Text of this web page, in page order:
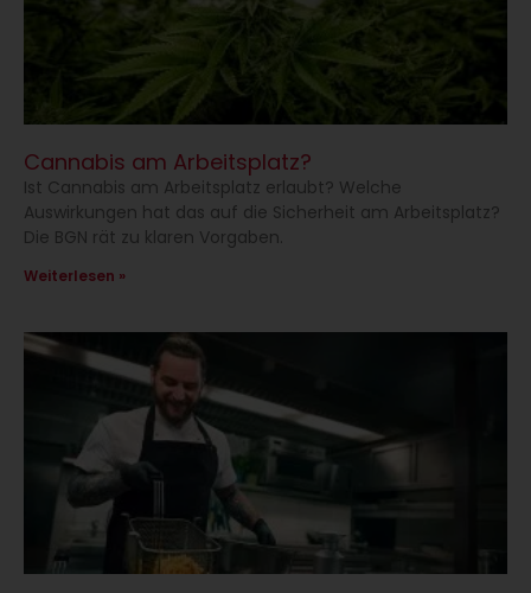
Cannabis am Arbeitsplatz?
Ist Cannabis am Arbeitsplatz erlaubt? Welche
Auswirkungen hat das auf die Sicherheit am Arbeitsplatz?
Die BGN rät zu klaren Vorgaben.
Weiterlesen »